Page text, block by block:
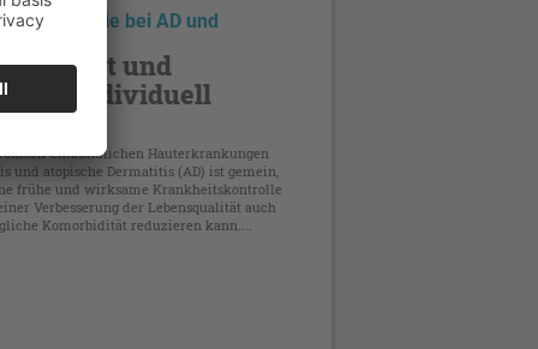
Therapie bei AD und
und
entzündlichen Hauterkrankungen
und atopische Dermatitis (AD) ist gemein,
frühe und wirksame Krankheitskontrolle
Verbesserung der Lebensqualität auch
Komorbidität reduzieren kann....